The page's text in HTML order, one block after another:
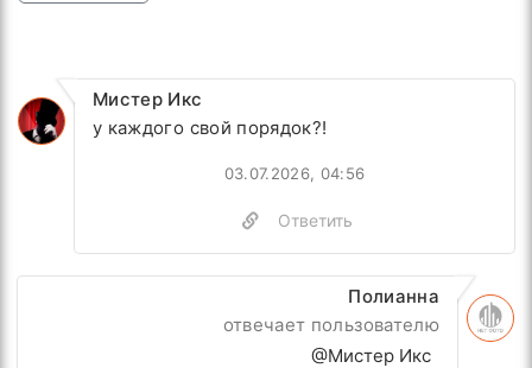
Мистер Икс
у каждого свой порядок?!
03.07.2026, 04:56
Ответить
Полианна
отвечает пользователю
@Мистер Икс